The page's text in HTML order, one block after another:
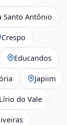
Santo Antônio
Crespo
Educandos
Japiim
Lírio do Vale